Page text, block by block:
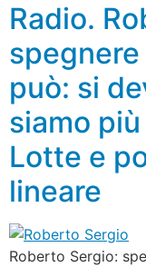
Radio.
spegnere
può: si
siamo
Lotte e
lineare
Roberto Sergio: